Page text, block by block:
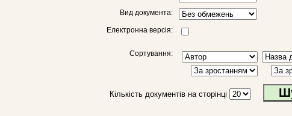
Вид документа:
Електронна версія:
Сортування:
Кількість документів на сторінці